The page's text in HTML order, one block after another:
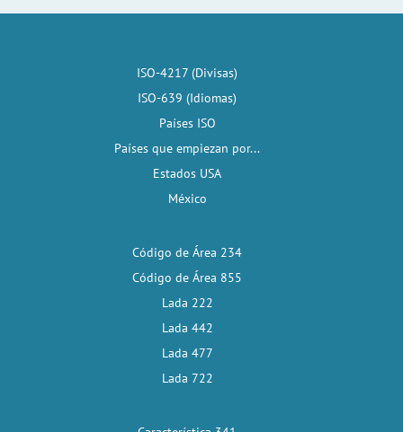
ISO-4217 (Divisas)
ISO-639 (Idiomas)
Países ISO
Países que empiezan por...
Estados USA
México
Código de Área 234
Código de Área 855
Lada 222
Lada 442
Lada 477
Lada 722